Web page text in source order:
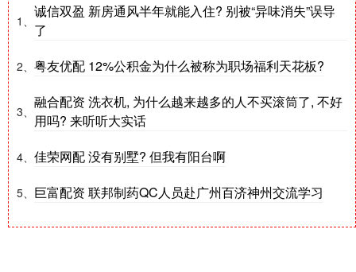
1、
诚信双盈 新房通风半年就能入住? 别被“异味消失”误导
了
2、 粤友优配 12%公积金为什么被称为职场福利天花板?
3、
融合配资 洗衣机, 为什么越来越多的人不买滚筒了, 不好
用吗? 来听听大实话
4、 佳荣网配 没有别墅? 但我有阳台啊
5、 巨富配资 联邦制药QC人员赴广州百济神州交流学习